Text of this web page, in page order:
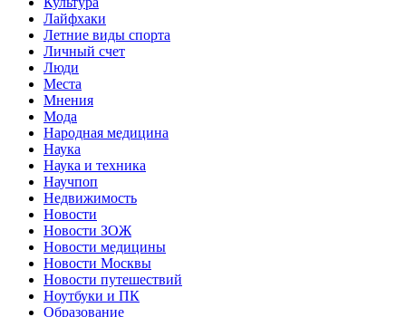
Лайфхаки
Летние виды спорта
Личный счет
Люди
Места
Мнения
Мода
Народная медицина
Наука
Наука и техника
Научпоп
Недвижимость
Новости
Новости ЗОЖ
Новости медицины
Новости Москвы
Новости путешествий
Ноутбуки и ПК
Образование